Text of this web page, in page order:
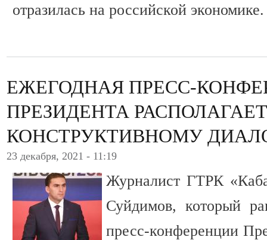
отразилась на российской экономике.
ЕЖЕГОДНАЯ ПРЕСС-
ПРЕЗИДЕНТА
КОНСТРУКТИВНОМУ
23 декабря, 2021 - 11:19
Журналист ГТРК
Суйдимов, который
пресс-конференции